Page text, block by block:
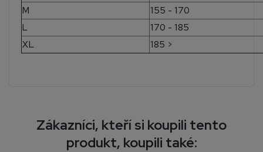
M
155 - 170
L
170 - 185
XL
185 >
Zákazníci, kteří si koupili tento
produkt, koupili také: